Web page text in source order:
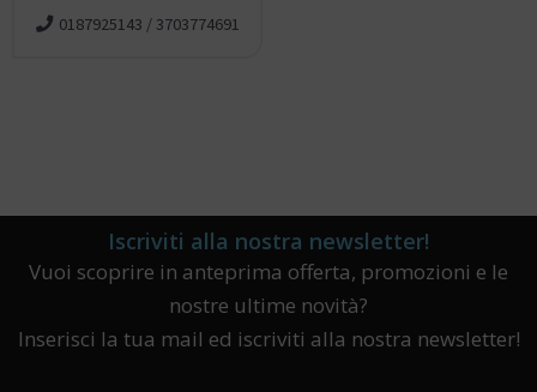
0187925143 / 3703774691
Iscriviti alla nostra newsletter!
Vuoi scoprire in anteprima offerta, promozioni e le
nostre ultime novità?
Inserisci la tua mail ed iscriviti alla nostra newsletter!